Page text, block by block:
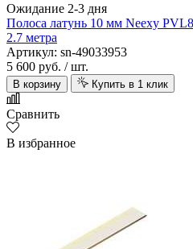
Ожидание 2-3 дня
Полоса латунь 10 мм Neexy
2.7 метра
Артикул: sn-49033953
5 600 руб. / шт.
В корзину Купить в 1 клик
Сравнить
В избранное